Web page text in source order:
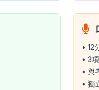
• 12
• 3
• 與
• 獨